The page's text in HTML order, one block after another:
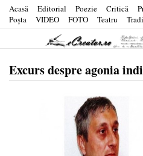
Acasă Editorial Poezie Critică
Poşta
VIDEO FOTO Teatru
Excurs despre agonia